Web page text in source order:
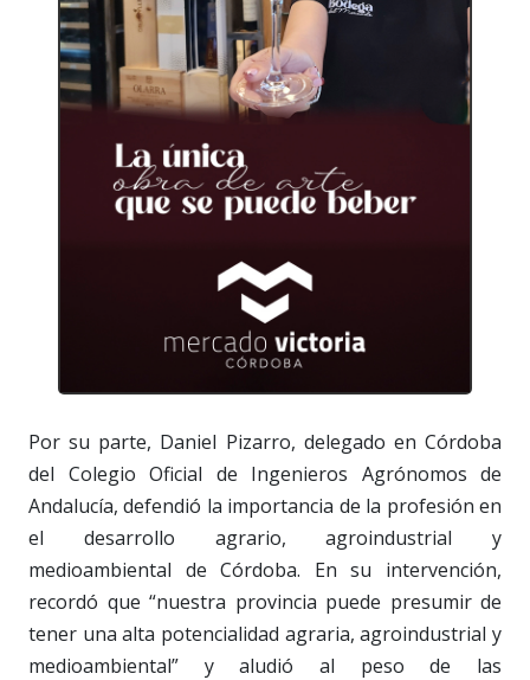
Por su parte, Daniel Pizarro, delegado en Córdoba
del Colegio Oficial de Ingenieros Agrónomos de
Andalucía, defendió la importancia de la profesión en
el desarrollo agrario, agroindustrial y
medioambiental de Córdoba. En su intervención,
recordó que “nuestra provincia puede presumir de
tener una alta potencialidad agraria, agroindustrial y
medioambiental” y aludió al peso de las